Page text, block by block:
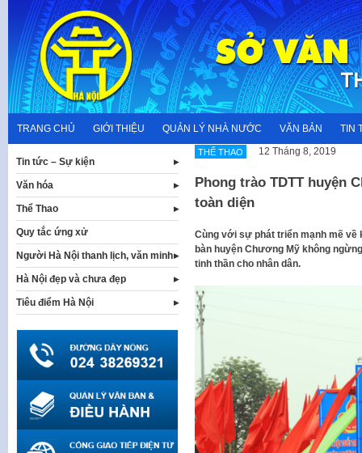
content
TRANG CHỦ GIỚI THIỆU QUẢN LÝ NHÀ NƯỚC VĂN BẢN TIN
THỂ THAO 12 Tháng 8, 2019
Phong trào TDTT huyện
toàn diện
Cùng với sự phát triển mạnh mẽ về
bàn huyện Chương Mỹ không
tinh thần cho nhân dân.
Tin tức – Sự kiện
Văn hóa
Thể Thao
Quy tắc ứng xử
Người Hà Nội thanh lịch, văn minh
Hà Nội đẹp và chưa đẹp
Tiêu điểm Hà Nội